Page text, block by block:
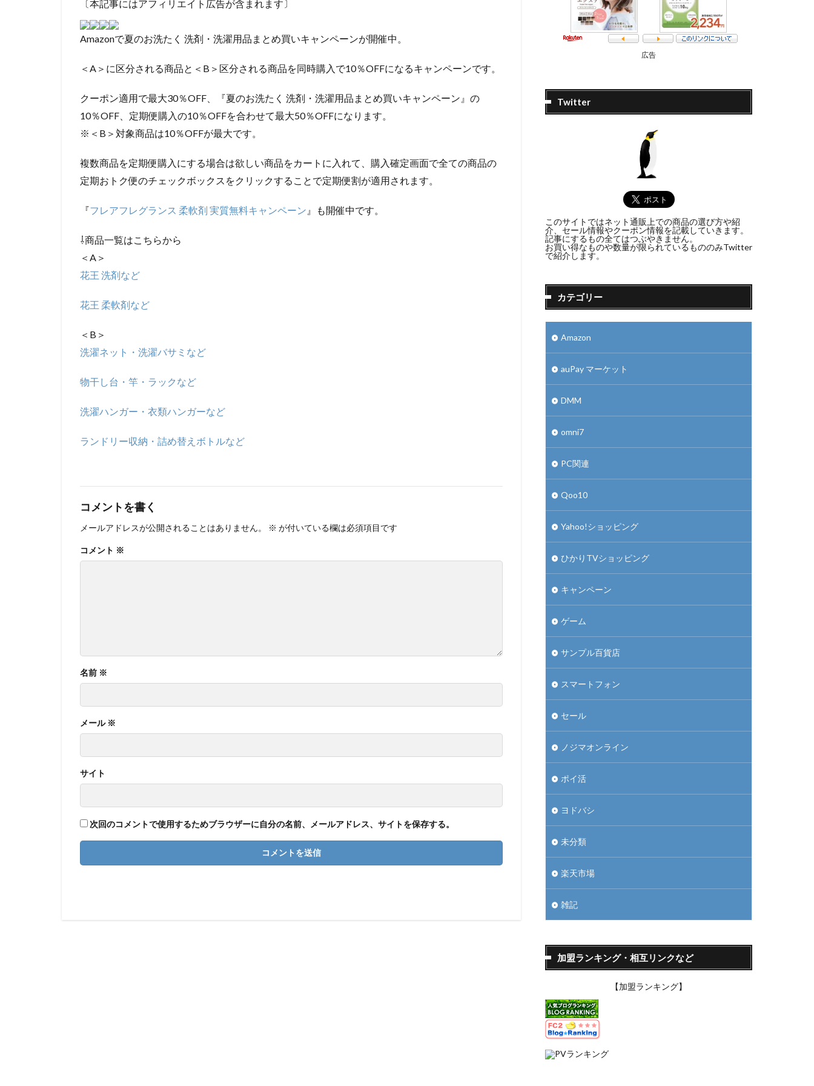
〔本記事にはアフィリエイト広告が含まれます〕
Amazonで夏のお洗たく 洗剤・洗濯用品まとめ買いキャンペーンが開催中。
＜A＞に区分される商品と＜B＞区分される商品を同時購入で10％OFFになるキャンペーンです。
クーポン適用で最大30％OFF、『夏のお洗たく 洗剤・洗濯用品まとめ買いキャンペーン』の
10％OFF、定期便購入の10％OFFを合わせて最大50％OFFになります。
※＜B＞対象商品は10％OFFが最大です。
複数商品を定期便購入にする場合は欲しい商品をカートに入れて、購入確定画面で全ての商品の
定期おトク便のチェックボックスをクリックすることで定期便割が適用されます。
『フレアフレグランス 柔軟剤 実質無料キャンペーン 』も開催中です。
⇩商品一覧はこちらから
＜A＞
花王 洗剤など
花王 柔軟剤など
＜B＞
洗濯ネット・洗濯バサミなど
物干し台・竿・ラックなど
洗濯ハンガー・衣類ハンガーなど
ランドリー収納・詰め替えボトルなど
コメントを書く
メールアドレスが公開されることはありません。 ※ が付いている欄は必須項目です
コメント ※
名前 ※
メール ※
サイト
次回のコメントで使用するためブラウザーに自分の名前、メールアドレス、サイトを保存する。
広告
Twitter
このサイトではネット通販上での商品の選び方や紹
介、セール情報やクーポン情報を記載していきます。
記事にするもの全てはつぶやきません。
お買い得なものや数量が限られているもののみTwitter
で紹介します。
カテゴリー
Amazon
auPay マーケット
DMM
omni7
PC関連
Qoo10
Yahoo!ショッピング
ひかりTVショッピング
キャンペーン
ゲーム
サンプル百貨店
スマートフォン
セール
ノジマオンライン
ポイ活
ヨドバシ
未分類
楽天市場
雑記
加盟ランキング・相互リンクなど
【加盟ランキング】